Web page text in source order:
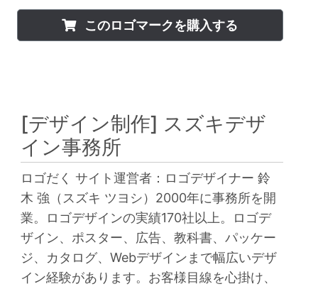
このロゴマークを購入する
[デザイン制作] スズキデザ
イン事務所
ロゴだく サイト運営者：ロゴデザイナー 鈴
木 強（スズキ ツヨシ）2000年に事務所を開
業。ロゴデザインの実績170社以上。ロゴデ
ザイン、ポスター、広告、教科書、パッケー
ジ、カタログ、Webデザインまで幅広いデザ
イン経験があります。お客様目線を心掛け、